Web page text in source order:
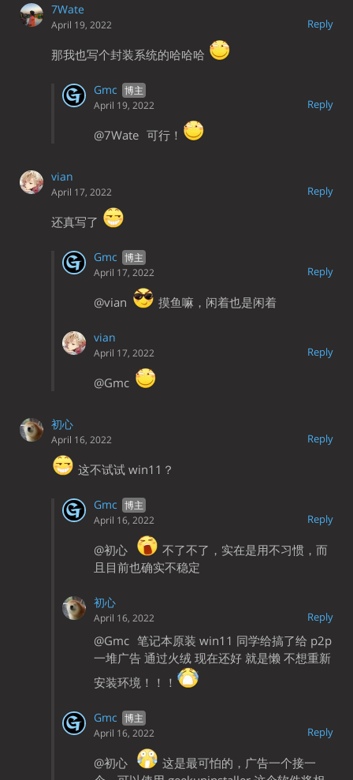
7Wate
Reply
April 19, 2022
那我也写个封装系统的哈哈哈
Gmc
Reply
April 19, 2022
@7Wate 可行！
vian
Reply
April 17, 2022
还真写了
Gmc
Reply
April 17, 2022
@vian 摸鱼嘛，闲着也是闲着
vian
Reply
April 17, 2022
@Gmc
初心
Reply
April 16, 2022
这不试试 win11？
Gmc
Reply
April 16, 2022
@初心
不了不了，实在是用不习惯，而
且目前也确实不稳定
初心
Reply
April 16, 2022
@Gmc 笔记本原装 win11 同学给搞了给 p2p
一堆广告 通过火绒 现在还好 就是懒 不想重新
安装环境！！！
Gmc
Reply
April 16, 2022
@初心
这是最可怕的，广告一个接一